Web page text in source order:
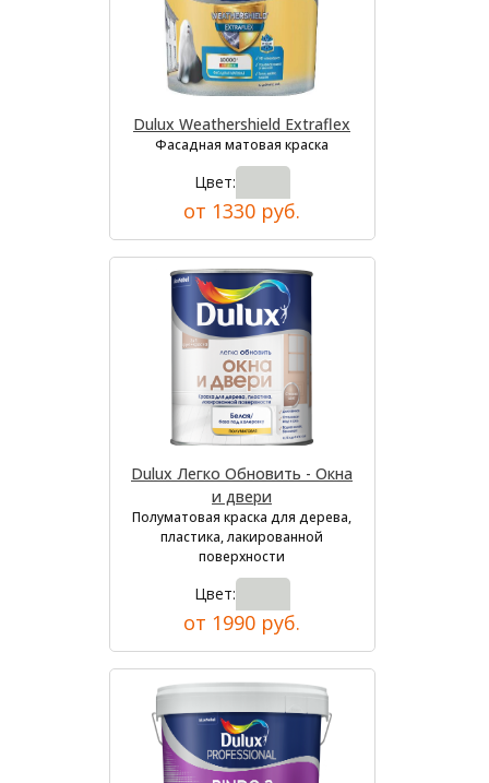
Dulux Weathershield Extraflex
Фасадная матовая краска
Цвет:
от 1330 руб.
Dulux Легко Обновить - Окна
и двери
Полуматовая краска для дерева,
пластика, лакированной
поверхности
Цвет:
от 1990 руб.